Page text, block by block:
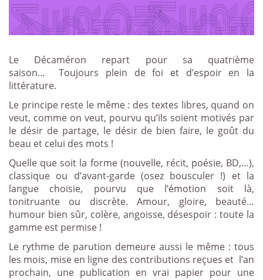
Le Décaméron repart pour sa quatrième
saison…
Toujours plein de foi et d’espoir en la
littérature.
Le principe reste le même : des textes libres, quand on
veut, comme on veut, pourvu qu’ils soient motivés par
le désir de partage, le désir de bien faire, le goût du
beau et celui des mots !
Quelle que soit la forme (nouvelle, récit, poésie, BD,…),
classique ou d’avant-garde (osez bousculer !) et la
langue choisie, pourvu que l’émotion soit là,
tonitruante ou discrète. Amour, gloire, beauté…
humour bien sûr, colère, angoisse, désespoir : toute la
gamme est permise !
Le rythme de parution demeure aussi le même : tous
les mois, mise en ligne des contributions reçues et l’an
prochain, une publication en vrai papier pour une